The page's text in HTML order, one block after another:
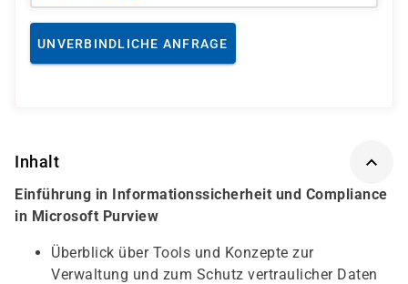
UNVERBINDLICHE ANFRAGE
Inhalt
Einführung in Informationssicherheit und Compliance
in Microsoft Purview
Überblick über Tools und Konzepte zur
Verwaltung und zum Schutz vertraulicher Daten